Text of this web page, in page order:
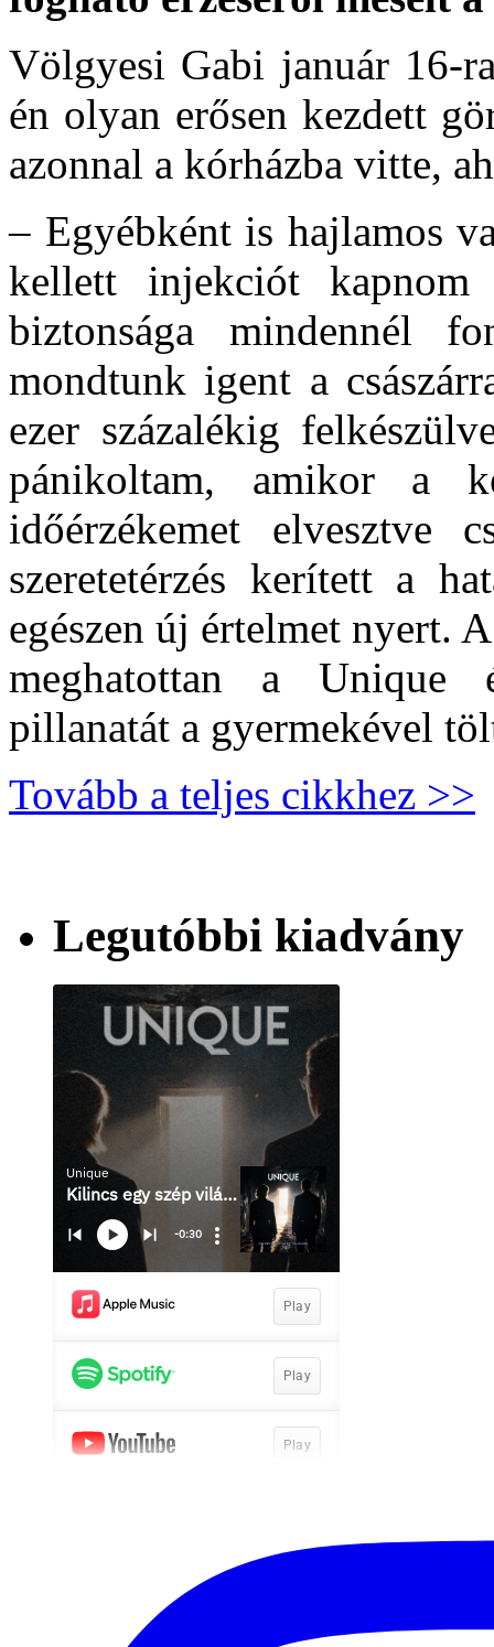
Völgyesi Gabi január 16-
én olyan erősen kezdett
azonnal a kórházba vitte,
– Egyébként is hajlamos
kellett injekciót
biztonsága mindennél
mondtunk igent a
ezer százalékig
pánikoltam, amikor a
időérzékemet elvesztve
szeretetérzés kerített a
egészen új értelmet nyert.
meghatottan a Unique
pillanatát a gyermekével
Tovább a teljes cikkhez >>
Legutóbbi kiadvány